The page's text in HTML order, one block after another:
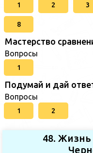
1 2 3
8
Мастерство
Вопросы
1
Подумай и дай
Вопросы
1 2
48. Жизнь